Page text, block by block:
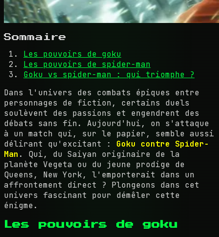
Sommaire
Les pouvoirs de goku
Les pouvoirs de spider-man
Goku vs spider-man : qui triomphe ?
Dans l'univers des combats épiques entre
personnages de fiction, certains duels
soulèvent des passions et engendrent des
débats sans fin. Aujourd'hui, on s'attaque
à un match qui, sur le papier, semble aussi
délirant qu'excitant : Goku contre Spider-
Man . Qui, du Saiyan originaire de la
planète Vegeta ou du jeune prodige de
Queens, New York, l'emporterait dans un
affrontement direct ? Plongeons dans cet
univers fascinant pour démêler cette
énigme.
Les pouvoirs de goku